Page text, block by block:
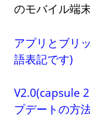
のモバイル端
アプリとブリ
語表記です)
V2.0(capsule
プデートの方